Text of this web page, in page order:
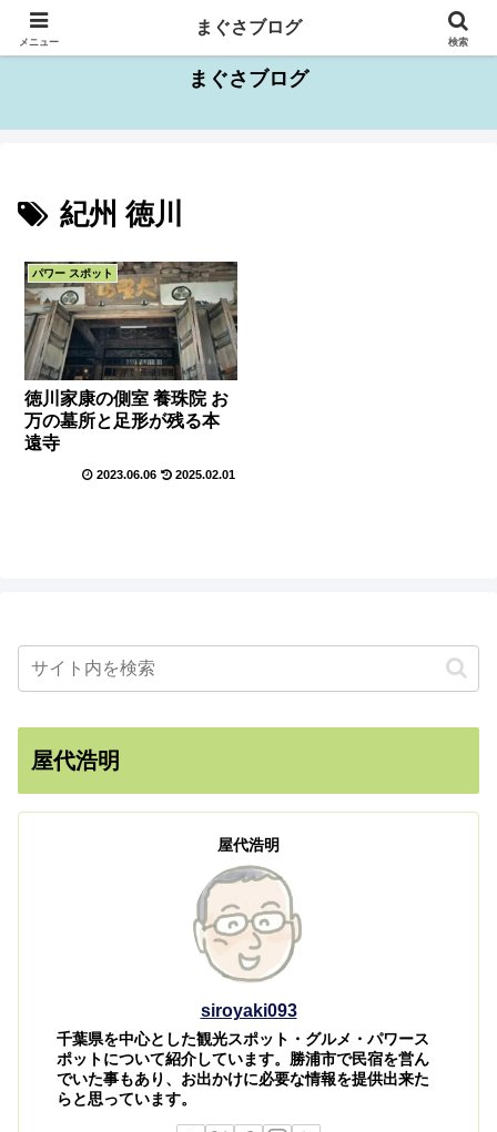
千葉県を中心としたお出かけスポット情報
まぐさブログ
紀州 徳川
パワー スポット
徳川家康の側室 養珠院 お
万の墓所と足形が残る本
遠寺
2023.06.06 2025.02.01
屋代浩明
屋代浩明
siroyaki093
千葉県を中心とした観光スポット・グルメ・パワース
ポットについて紹介しています。勝浦市で民宿を営ん
でいた事もあり、お出かけに必要な情報を提供出来た
らと思っています。
メニュー
まぐさブログ
検索